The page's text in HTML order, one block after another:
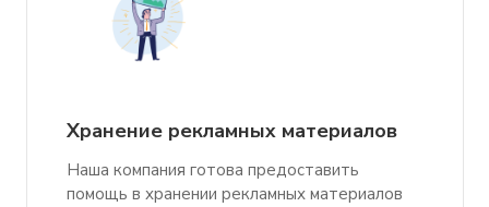
Хранение рекламных материалов
Наша компания готова предоставить
помощь в хранении рекламных материалов